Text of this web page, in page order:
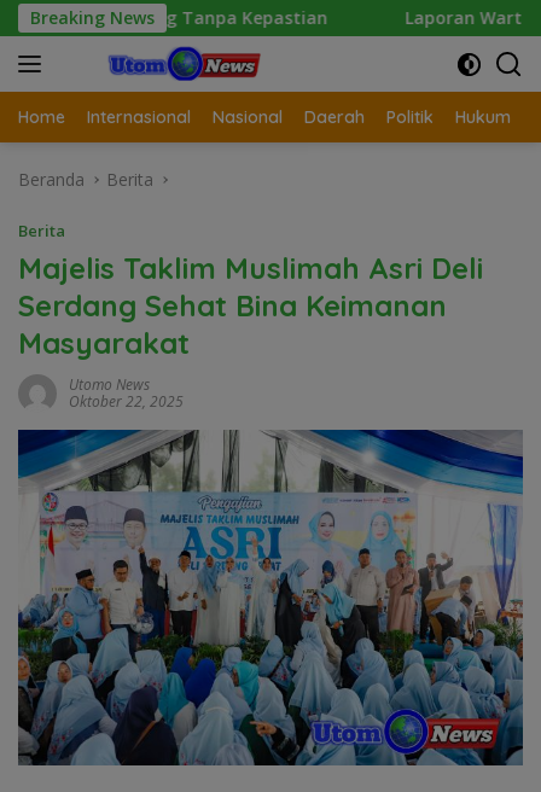
Langsung
ke
konten
Breaking News
Tanpa Kepastian Laporan Wartawan Terkait
Home Internasional Nasional Daerah Politik Hukum
Beranda Berita
Berita
Majelis Taklim Muslimah Asri Deli
Serdang Sehat Bina Keimanan
Masyarakat
Utomo News
Oktober 22, 2025